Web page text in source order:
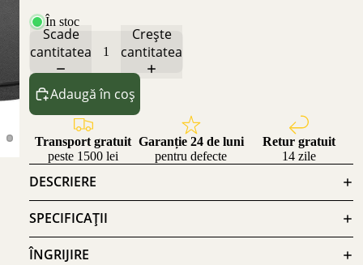
În stoc
Scade
cantitatea
Crește
cantitatea
Adaugă în coș
Transport gratuit
peste 1500 lei
Garanție 24 de luni
pentru defecte
Retur gratuit
14 zile
DESCRIERE
SPECIFICAȚII
ÎNGRIJIRE